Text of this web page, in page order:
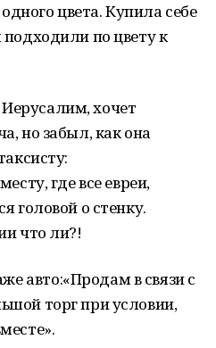
цвета. Купила себе
по цвету к
хочет
но забыл, как она
где все евреи,
головой о стенку.
что ли?!
авто:«Продам в связи с
торг при условии,